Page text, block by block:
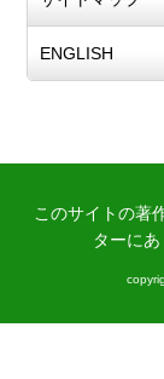
ENGLISH
このサイトの著
ターにあ